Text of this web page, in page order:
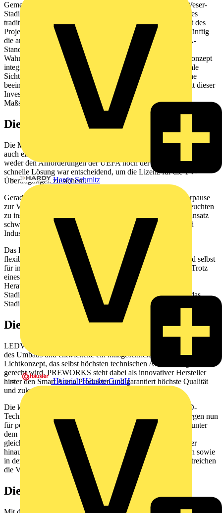
Hardy Schmitz
Heinrich Häusler GmbH
Gemeinsam mit dem SV Werder Bremen und der Bremer Weser-
Stadion GmbH (BWS) hat LEDVANCE die Beleuchtung des
traditionsreichen Weserstadions modernisiert. Im Mittelpunkt des
Projekts steht eine hochmoderne LED-Flutlichtanlage, die künftig
die anspruchsvollen Anforderungen des UEFA Eliteklasse-A-
Standards erfüllt. Die ikonischen Flutlichtmasten bleiben als
Wahrzeichen erhalten und wurden clever in das neue Lichtkonzept
integriert. Diese neue Beleuchtung sorgt nicht nur für optimale
Sichtverhältnisse auf dem Spielfeld, sondern schafft auch eine
beeindruckende Atmosphäre für Spieler*innen und Fans. Mit dieser
Investition ist das Stadion fit für die Zukunft und setzt neue
Maßstäbe in puncto Lichtqualität und Energieeffizienz.
Die Herausforderung
Die Modernisierung war nicht nur eine Frage der Technik, sondern
auch ein Wettlauf gegen die Zeit, da die bisherige Beleuchtung
weder den Anforderungen der UEFA noch der DFL entsprach. Eine
schnelle Lösung war entscheidend, um die Lizenz für die TV-
Übertragungen zu sichern.
Gerade einmal sechs Wochen standen aufgrund der Sommerpause
zur Verfügung, um 264 leistungsstarke FL Arena-Quattro-Leuchten
zu installieren. Der empfindliche Hybridrasen machte den Einsatz
schwerer Fahrzeuge unmöglich, sodass Schwerlastkräne und
Industriekletterer zum Einsatz kamen.
Das Ergebnis ist ein präzise abgestimmtes Lichtkonzept mit
flexiblen Leuchten, das höchste Qualitätsstandrads erfüllt und selbst
für internationale Wettbewerbe ideale Bedingungen schafft. Trotz
eines sportlichen Zeitplans und komplexer logistischer
Herausforderungen konnte die Modernisierung der
Stadionbeleuchtung termingerecht realisiert werden, sodass das
Stadion nun in jeder Hinsicht perfekt ausgeleuchtet ist.
Die Lösung
LEDVANCE übernahm die vollständige Planung und Umsetzung
des Umbaus und entwickelte ein maßgeschneidertes LED-
Lichtkonzept, das selbst höchsten technischen Anforderungen
gerecht wird. PREWORKS steht dabei als innovativer Hersteller
hinter den Smart Arena Produkten und garantiert höchste Qualität
und zukunftsweisende Lösungen.
Die komplette Beleuchtung wurde somit auf modernste LED-
Technologie umgestellt: 264 FL Arena Quattro-Leuchten sorgen nun
für perfekte Ausleuchtung, 140 an den Flutlichtmasten, 124 unter
dem Stadiondach. Erst die Summe der Leuchten garantieren
gleichmäßige Lichtverteilung für brillante TV-Bilder. Darüber
hinaus setzen die grünen LED-Einzelleuchten an den Masten sowie
in der Umfeldbeleuchtung emotionale Highlights und unterstreichen
die Vereinsidentität des SV Werder Bremen.
Die Vorteile